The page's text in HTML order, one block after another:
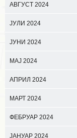
АВГУСТ 2024
ЈУЛИ 2024
ЈУНИ 2024
МАЈ 2024
АПРИЛ 2024
МАРТ 2024
ФЕБРУАР 2024
ЈАНУАР 2024